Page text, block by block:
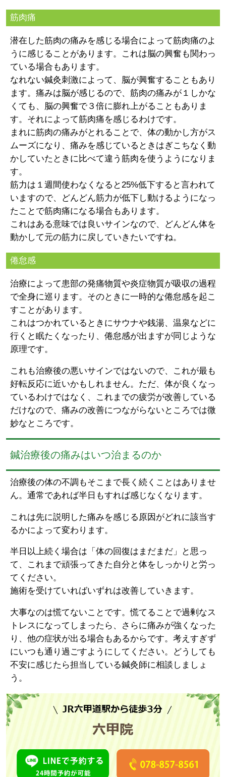
筋肉痛
潜在した筋肉の痛みを感じる場合によって筋肉痛のよ
うに感じることがあります。これは脳の興奮も関わっ
ている場合もあります。
なれない鍼灸刺激によって、脳が興奮することもあり
ます。痛みは脳が感じるので、筋肉の痛みが１しかな
くても、脳の興奮で３倍に膨れ上がることもありま
す。それによって筋肉痛を感じるわけです。
まれに筋肉の痛みがとれることで、体の動かし方がス
ムーズになり、痛みを感じているときはぎこちなく動
かしていたときに比べて違う筋肉を使うようになりま
す。
筋力は１週間使わなくなると25%低下すると言われて
いますので、どんどん筋力が低下し動けるようになっ
たことで筋肉痛になる場合もあります。
これはある意味では良いサインなので、どんどん体を
動かして元の筋力に戻していきたいですね。
倦怠感
治療によって患部の発痛物質や炎症物質が吸収の過程
で全身に巡ります。そのときに一時的な倦怠感を起こ
すことがあります。
これはつかれているときにサウナや銭湯、温泉などに
行くと眠たくなったり、倦怠感が出ますが同じような
原理です。
これも治療後の悪いサインではないので、これが最も
好転反応に近いかもしれません。ただ、体が良くなっ
ているわけではなく、これまでの疲労が改善している
だけなので、痛みの改善につながらないところでは微
妙なところです。
鍼治療後の痛みはいつ治まるのか
治療後の体の不調もそこまで長く続くことはありませ
ん。通常であれば半日もすれば感じなくなります。
これは先に説明した痛みを感じる原因がどれに該当す
るかによって変わります。
半日以上続く場合は「体の回復はまだまだ」と思っ
て、これまで頑張ってきた自分と体をしっかりと労っ
てください。
施術を受けていればいずれは改善していきます。
大事なのは慌てないことです。慌てることで過剰なス
トレスになってしまったら、さらに痛みが強くなった
り、他の症状が出る場合もあるからです。考えすぎず
にいつも通り過ごすようにしてください。どうしても
不安に感じたら担当している鍼灸師に相談しましょ
う。